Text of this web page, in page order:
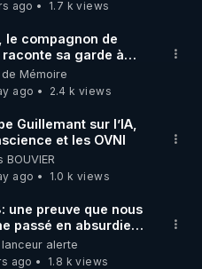
de méditation et
code
ago 1.7 k views
le compagnon de
raconte sa garde à
PARTAGEZ!
Mémoire
ago
2.4 k views
Guillemant sur l’IA,
et les OVNI
BOUVIER
ago
1.0 k views
une preuve que nous
passé en absurdie
qui veut faire
opposant !
alerte
ago
1.8 k views